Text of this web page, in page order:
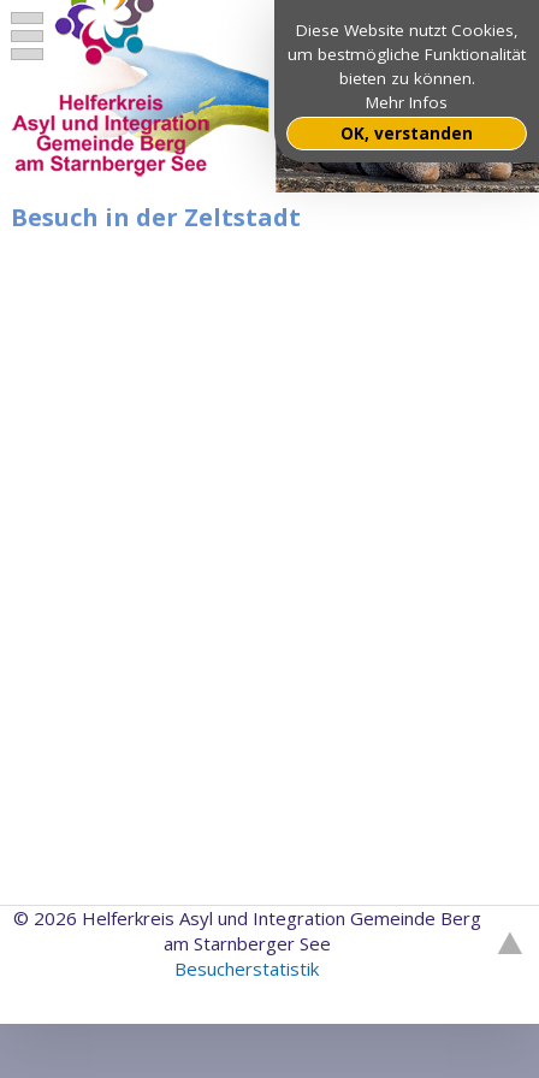
Besuch in der Zeltstadt
© 2026 Helferkreis Asyl und Integration Gemeinde Berg
am Starnberger See
Besucherstatistik
Diese Website nutzt Cookies,
um bestmögliche Funktionalität
bieten zu können.
Mehr Infos
OK, verstanden